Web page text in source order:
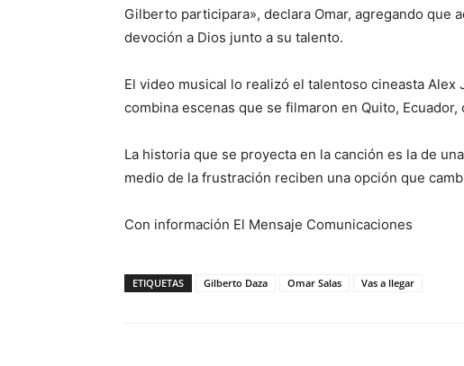
Gilberto participara», declara Omar, agregando que
devoción a Dios junto a su talento.
El video musical lo realizó el talentoso cineasta
combina escenas que se filmaron en Quito,
La historia que se proyecta en la canción es la de
medio de la frustración reciben una opción que
Con información El Mensaje Comunicaciones
ETIQUETAS Gilberto Daza Omar Salas Vas a llegar